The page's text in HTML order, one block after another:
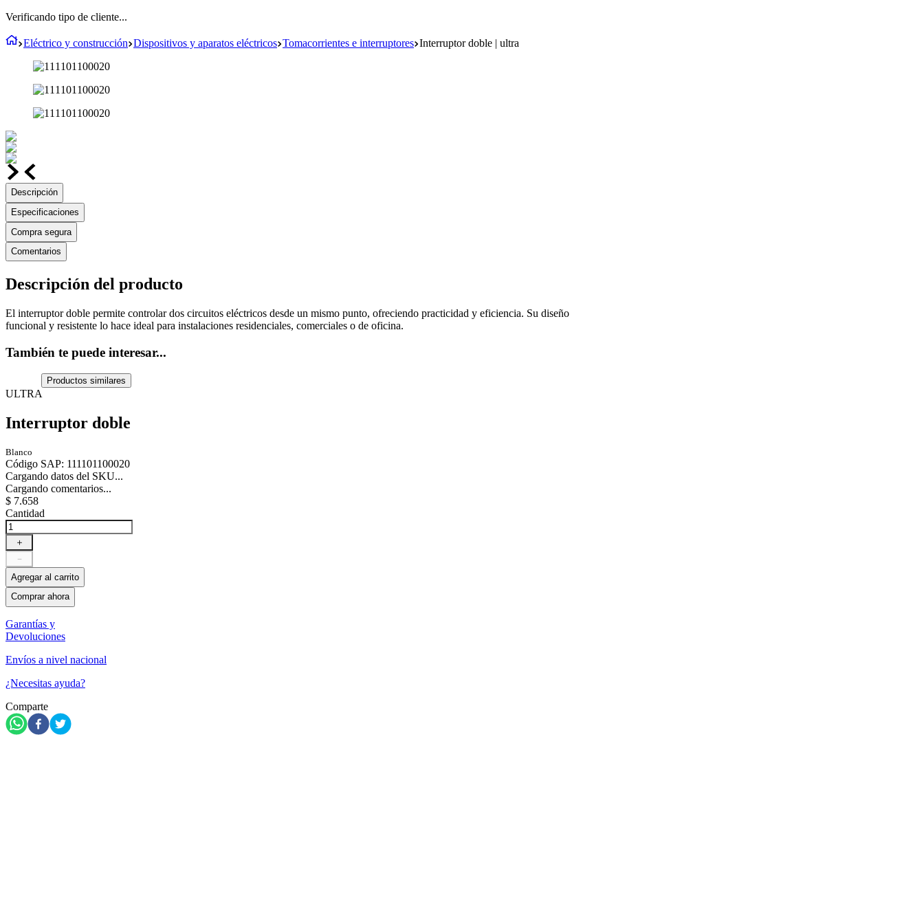
Verificando tipo de cliente...
Eléctrico y construcción Dispositivos y aparatos eléctricos Tomacorrientes e interruptores Interruptor doble | ultra
Descripción
Especificaciones
Compra segura
Comentarios
Descripción del producto
El interruptor doble permite controlar dos circuitos eléctricos desde un mismo punto, ofreciendo practicidad y eficiencia. Su diseño
funcional y resistente lo hace ideal para instalaciones residenciales, comerciales o de oficina.
También te puede interesar...
Productos similares
ULTRA
Interruptor doble
Blanco
Código SAP: 111101100020
Cargando datos del SKU...
Cargando comentarios...
$ 7.658
Cantidad
＋
－
Agregar al carrito
Comprar ahora
Garantías y
Devoluciones
Envíos a nivel nacional
¿Necesitas ayuda?
Comparte